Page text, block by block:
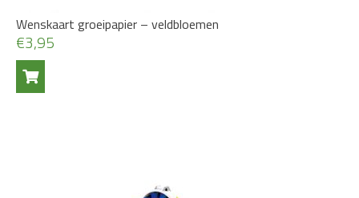
Wenskaart groeipapier – veldbloemen
€3,95